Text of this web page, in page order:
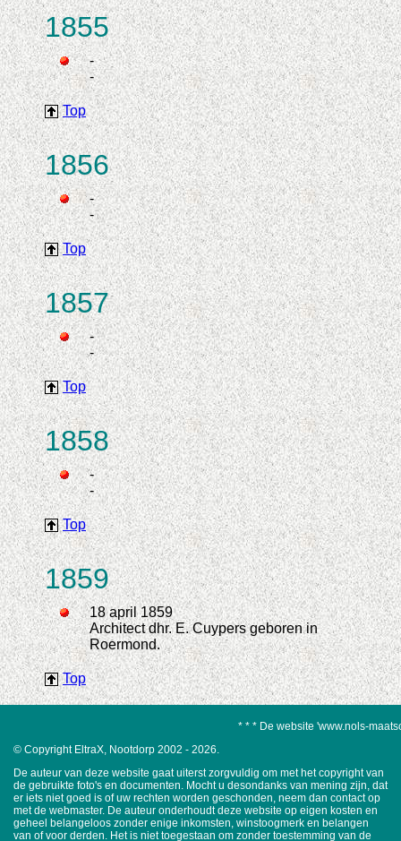
1855
-
-
Top
1856
-
-
Top
1857
-
-
Top
1858
-
-
Top
1859
18 april 1859
Architect dhr. E. Cuypers geboren in
Roermond.
Top
* * * De website 'www.nols-
© Copyright EltraX, Nootdorp 2002 - 2026.
De auteur van deze website gaat uiterst zorgvuldig om met het copyright van
de gebruikte foto's en documenten. Mocht u desondanks van mening zijn, dat
er iets niet goed is of uw rechten worden geschonden, neem dan contact op
met de webmaster. De auteur onderhoudt deze website op eigen kosten en
geheel belangeloos zonder enige inkomsten, winstoogmerk en belangen
van of voor derden. Het is niet toegestaan om zonder toestemming van de